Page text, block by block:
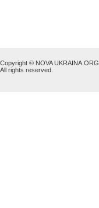
Copyright © NOVA UKRAINA.ORG
All rights reserved.